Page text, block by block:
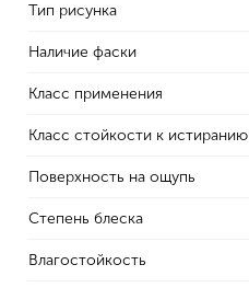
Тип рисунка
Наличие фаски
Класс применения
Класс стойкости к истиранию
Поверхность на ощупь
Степень блеска
Влагостойкость